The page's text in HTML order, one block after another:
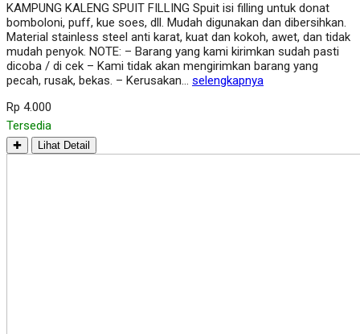
KAMPUNG KALENG SPUIT FILLING Spuit isi filling untuk donat
bomboloni, puff, kue soes, dll. Mudah digunakan dan dibersihkan.
Material stainless steel anti karat, kuat dan kokoh, awet, dan tidak
mudah penyok. NOTE: – Barang yang kami kirimkan sudah pasti
dicoba / di cek – Kami tidak akan mengirimkan barang yang
pecah, rusak, bekas. – Kerusakan… selengkapnya
Rp 4.000
Tersedia
✚ Lihat Detail